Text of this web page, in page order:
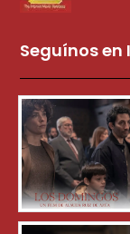
Seguínos